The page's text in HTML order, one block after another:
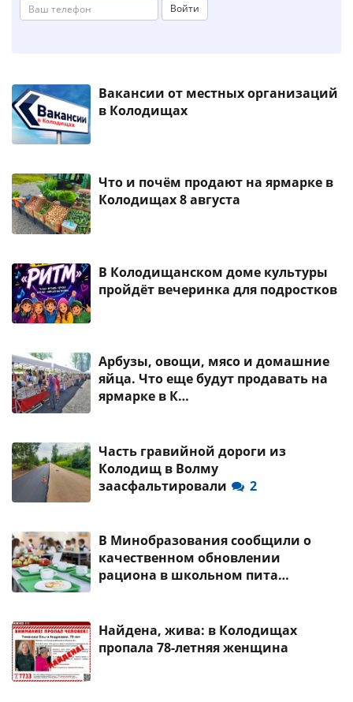
Войти
Вакансии от местных организаций
в Колодищах
Что и почём продают на ярмарке в
Колодищах 8 августа
В Колодищанском доме культуры
пройдёт вечеринка для подростков
Арбузы, овощи, мясо и домашние
яйца. Что еще будут продавать на
ярмарке в К…
Часть гравийной дороги из
Колодищ в Волму
заасфальтировали
2
В Минобразования сообщили о
качественном обновлении
рациона в школьном пита…
Найдена, жива: в Колодищах
пропала 78-летняя женщина